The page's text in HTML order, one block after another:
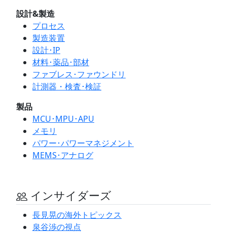
設計&製造
プロセス
製造装置
設計･IP
材料･薬品･部材
ファブレス･ファウンドリ
計測器・検査･検証
製品
MCU･MPU･APU
メモリ
パワー･パワーマネジメント
MEMS･アナログ
インサイダーズ
長見晃の海外トピックス
泉谷渉の視点